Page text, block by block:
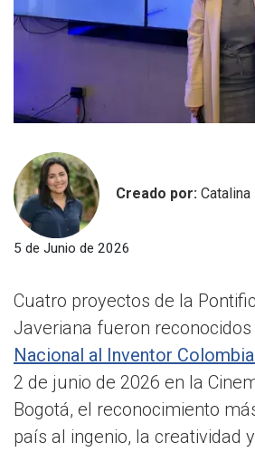
Creado por:
5 de Junio de 2026
Cuatro proyectos de la
Javeriana fueron reconocidos
Nacional al Inventor
2 de junio de 2026 en la
Bogotá, el reconocimiento
país al ingenio, la creatividad